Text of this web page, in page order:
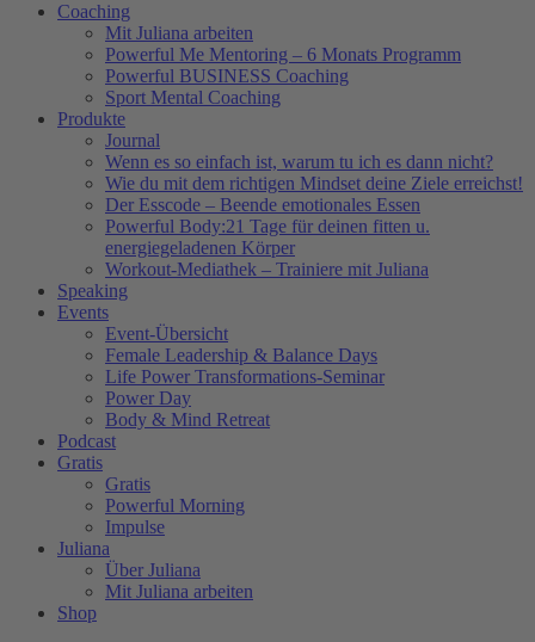
Coaching
Mit Juliana arbeiten
Powerful Me Mentoring – 6 Monats Programm
Powerful BUSINESS Coaching
Sport Mental Coaching
Produkte
Journal
Wenn es so einfach ist, warum tu ich es dann nicht?
Wie du mit dem richtigen Mindset deine Ziele erreichst!
Der Esscode – Beende emotionales Essen
Powerful Body:21 Tage für deinen fitten u.
energiegeladenen Körper
Workout-Mediathek – Trainiere mit Juliana
Speaking
Events
Event-Übersicht
Female Leadership & Balance Days
Life Power Transformations-Seminar
Power Day
Body & Mind Retreat
Podcast
Gratis
Gratis
Powerful Morning
Impulse
Juliana
Über Juliana
Mit Juliana arbeiten
Shop